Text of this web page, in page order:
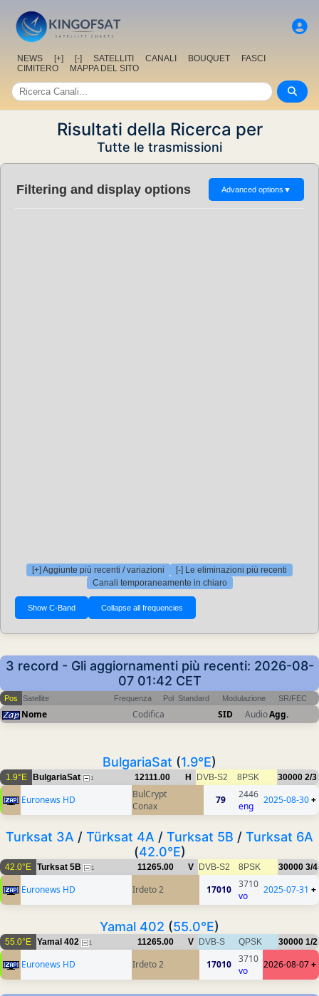
NEWS [+] [-] SATELLITI CANALI BOUQUET
FASCI
CIMITERO
MAPPA DEL SITO
Risultati della Ricerca per
Tutte le trasmissioni
Filtering and display options Advanced options ▼
[+] Aggiunte più recenti / variazioni
[-] Le eliminazioni più recenti
Canali temporaneamente in chiaro
3 record - Gli aggiornamenti più recenti: 2026-08-
07 01:42 CET
Pos Satellite Frequenza Pol Standard Modulazione SR/FEC
Nome Codifica SID AudioAgg.
BulgariaSat (1.9°E)
1.9°E BulgariaSat 1 12111.00 H DVB-S2 8PSK 30000 2/3
Euronews HD
BulCrypt
Conax
79
2446
eng
2025-08-30+
Turksat 3A / Türksat 4A / Turksat 5B / Turksat 6A
(42.0°E)
42.0°E Turksat 5B 1 11265.00 V DVB-S2 8PSK 30000 3/4
Euronews HD Irdeto 2 17010
3710
vo
2025-07-31 +
Yamal 402 (55.0°E)
55.0°E Yamal 402 1 11265.00 V DVB-S QPSK 30000 1/2
Euronews HD Irdeto 2 17010
3710
vo
2026-08-07+